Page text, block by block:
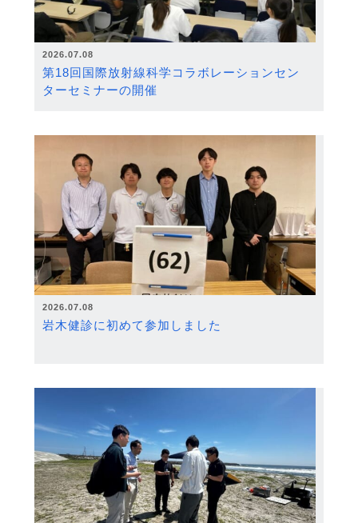
2026.07.08
第18回国際放射線科学コラボレーションセン
ターセミナーの開催
2026.07.08
岩木健診に初めて参加しました